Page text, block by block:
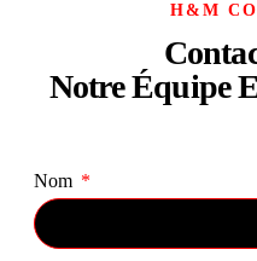
H&M
Notre Équipe
Nom